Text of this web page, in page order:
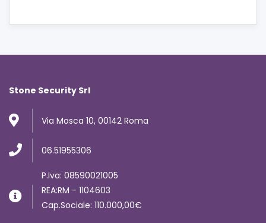
Stone Security Srl
Via Mosca 10, 00142 Roma
06.51955306
P.Iva: 08590021005
REA:RM - 1104603
Cap.Sociale: 110.000,00€